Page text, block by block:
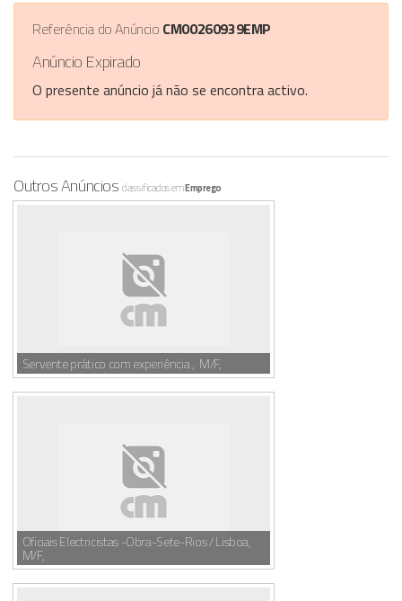
Referência do Anúncio CM00260939EMP
Anúncio Expirado
O presente anúncio já não se encontra activo.
Outros Anúncios classificados emEmprego
Servente prático com experiência , M/F,
Oficiais Electricistas -Obra-Sete-Rios / Lisboa,
M/F,